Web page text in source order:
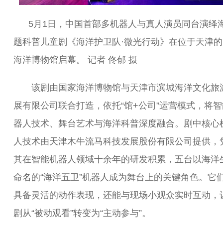
5月1日，中国首部多机器人与真人演员同台演绎
题科普儿童剧《海洋护卫队·微光行动》在位于天津
海洋博物馆启幕。 记者 佟郁 摄
该剧由国家海洋博物馆与天津市滨城海洋文化旅
展有限公司联合打造，依托“馆+公司”运营模式，将
器人技术、舞台艺术与海洋科普深度融合。剧中核心
人技术由天津木牛流马科技发展股份有限公司提供，
其在智能机器人领域十余年的研发积累，五台以海洋
命名的“海洋五卫”机器人成为舞台上的关键角色。它
具备灵活的动作表现，还能与现场小观众实时互动，
剧从“被动观看”转变为“主动参与”。